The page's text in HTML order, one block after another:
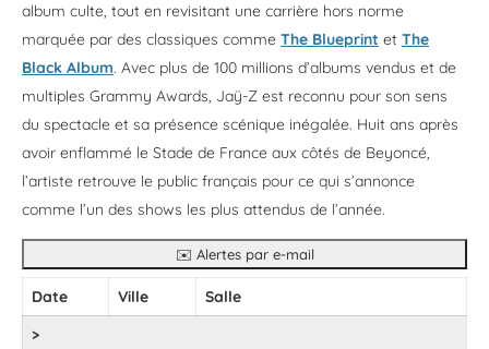
album culte, tout en revisitant une carrière hors norme
marquée par des classiques comme The Blueprint et The
Black Album. Avec plus de 100 millions d’albums vendus et de
multiples Grammy Awards, Jaÿ-Z est reconnu pour son sens
du spectacle et sa présence scénique inégalée. Huit ans après
avoir enflammé le Stade de France aux côtés de Beyoncé,
l’artiste retrouve le public français pour ce qui s’annonce
comme l’un des shows les plus attendus de l’année.
✉️ Alertes par e-mail
Date Ville
Salle
>